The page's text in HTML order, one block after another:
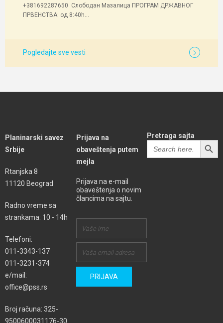
+381692287650 Слободан Мазалица ПРОГРАМ ДРЖАВНОГ
ПРВЕНСТВА: од 8:40h...
Pogledajte sve vesti
Planinarski savez
Srbije
Rtanjska 8
11120 Beograd
Radno vreme sa
strankama: 10 - 14h
Telefoni:
011-3343-137
011-3231-374
e/mail:
office@pss.rs
Broj računa: 325-
9500600031176-30
Prijava na
obaveštenja putem
mejla
Prijava na e-mail
obaveštenja o novim
člancima na sajtu.
Pretraga sajta
Search
for:
SEARCH